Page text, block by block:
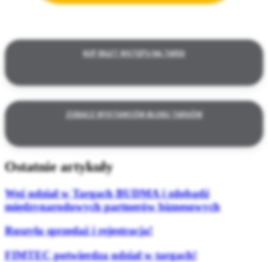
KUP BILET WSTĘPU NA TARGI
ZOBACZ WYSTAWCÓW BLOKU TARGÓW
Ostatnie artykuły
Weź udział w Targach BUDMA i zdobądź
międzynarodowych partnerów biznesowych
Ruszyła sprzedaż i rejestracja!
FIMTEC potwierdza udział w targach!